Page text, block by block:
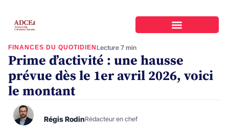
FINANCES DU QUOTIDIENLecture 7 min
Prime d’activité : une hausse
prévue dès le 1er avril 2026, voici
le montant
Régis RodinRédacteur en chef